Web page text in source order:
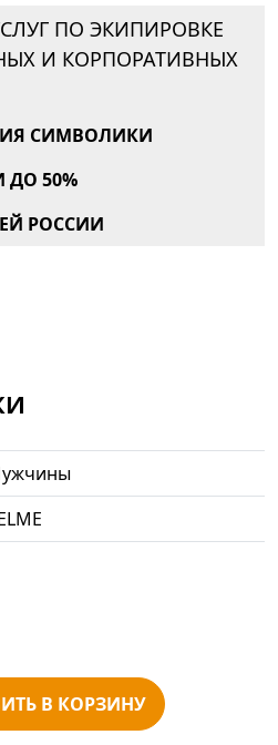
ПО ЭКИПИРОВКЕ
И КОРПОРАТИВНЫХ
СИМВОЛИКИ
50%
РОССИИ
В КОРЗИНУ